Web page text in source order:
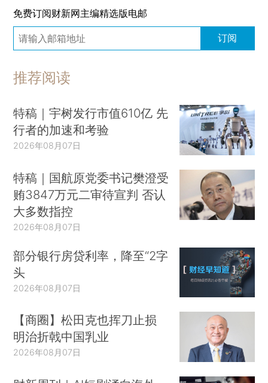
免费订阅财新网主编精选版电邮
订阅
推荐阅读
特稿｜宇树发行市值610亿 先
行者的加速和考验
2026年08月07日
特稿｜国航原党委书记樊澄受
贿3847万元二审待宣判 否认
大多数指控
2026年08月07日
部分银行房贷利率，降至“2字
头
2026年08月07日
【商圈】松田克也挥刀止损
明治折戟中国乳业
2026年08月07日